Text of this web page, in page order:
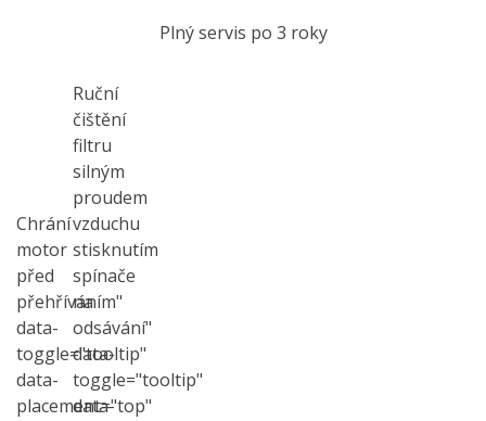
Plný servis po 3 roky
Chrání
motor
před
přehříváním"
data-
toggle="tooltip"
data-
placement="top"
Ruční
čištění
filtru
silným
proudem
vzduchu
stisknutím
spínače
na
odsávání"
data-
toggle="tooltip"
data-